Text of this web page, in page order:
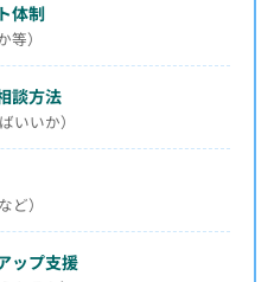
体制
等）
談方法
いいか）
ど）
ップ支援